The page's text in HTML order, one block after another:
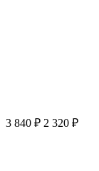
3 840 ₽ 2 320 ₽